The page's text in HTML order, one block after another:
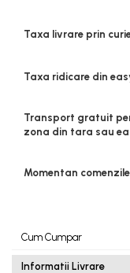
Taxa livrare prin
Taxa ridicare din
Transport gratuit
zona din tara sau
Momentan
Cum Cumpar
Informatii Livrare